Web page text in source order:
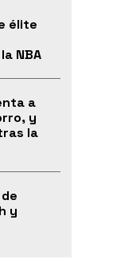
élite
NBA
a
y
la
y